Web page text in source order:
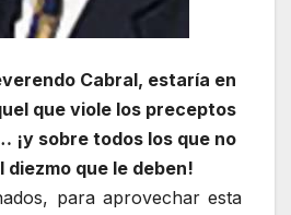
Cabral, estaría en
que viole los preceptos
¡y sobre todos los que no
diezmo que le deben!
para aprovechar esta